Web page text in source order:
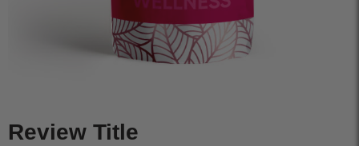
Review Title